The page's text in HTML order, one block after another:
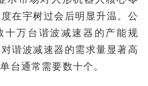
在宇树过会后明显升温。公
十万台谐波减速器的产能规
谐波减速器的需求量显著高
台通常需要数十个。